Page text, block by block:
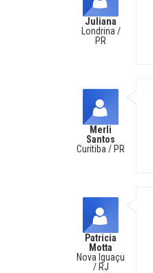
Juliana
Londrina /
PR
Merli
Santos
Curitiba / PR
Patricia
Motta
Nova Iguaçu
/ RJ